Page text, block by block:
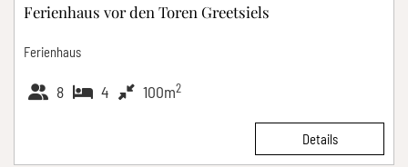
Ferienhaus vor den Toren Greetsiels
Ferienhaus
8 4 100m2
Details